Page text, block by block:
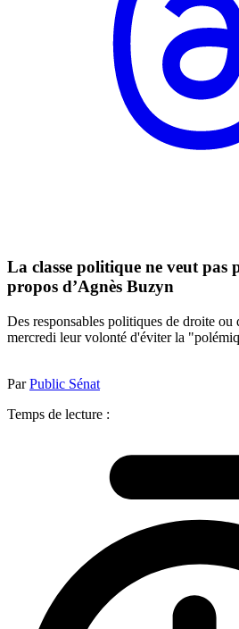
La classe politique ne veut pas
propos d’Agnès Buzyn
Des responsables politiques de droite ou
mercredi leur volonté d'éviter la
ParPublic Sénat
Temps de lecture :